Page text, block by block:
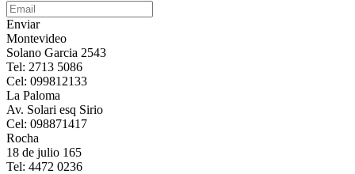
Enviar
Montevideo
Solano Garcia 2543
Tel: 2713 5086
Cel: 099812133
La Paloma
Av. Solari esq Sirio
Cel: 098871417
Rocha
18 de julio 165
Tel: 4472 0236